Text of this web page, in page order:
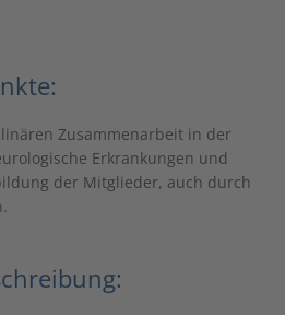
Zusammenarbeit in der
Erkrankungen und
der Mitglieder, auch durch